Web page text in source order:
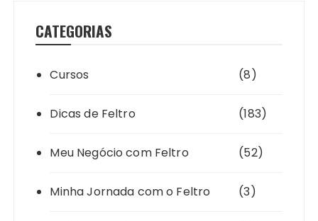
CATEGORIAS
Cursos (8)
Dicas de Feltro (183)
Meu Negócio com Feltro (52)
Minha Jornada com o Feltro (3)